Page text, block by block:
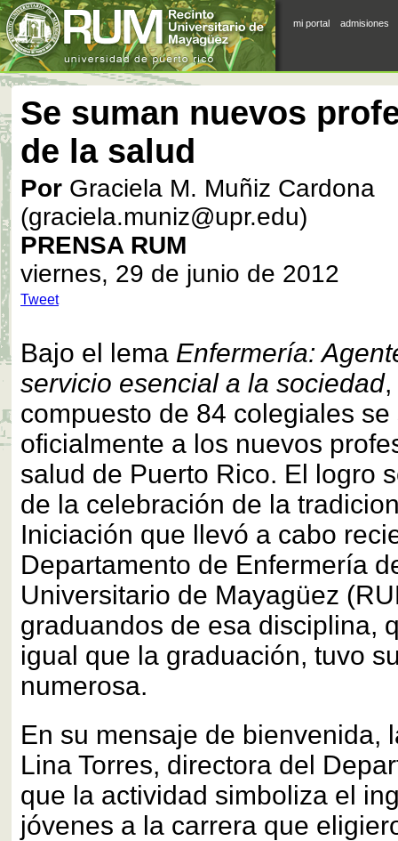
mi portal admisiones
Se suman nuevos
de la salud
Por Graciela M. Muñiz Cardona
(graciela.muniz@upr.edu)
PRENSA RUM
viernes, 29 de junio de 2012
Tweet
Bajo el lema Enfermería:
servicio esencial a la sociedad,
compuesto de 84 colegiales se
oficialmente a los nuevos
salud de Puerto Rico. El logro
de la celebración de la
Iniciación que llevó a cabo
Departamento de Enfermería
Universitario de Mayagüez
graduandos de esa disciplina,
igual que la graduación, tuvo
numerosa.
En su mensaje de bienvenida,
Lina Torres, directora del
que la actividad simboliza el
jóvenes a la carrera que